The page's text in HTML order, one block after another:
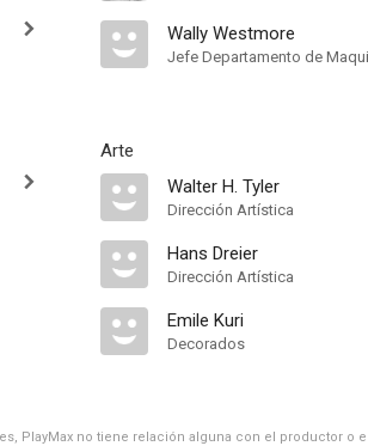
Wally Westmore
Jefe Departamento de
Arte
Walter H. Tyler
Dirección Artística
Hans Dreier
Dirección Artística
Emile Kuri
Decorados
PlayMax no tiene relación alguna con el productor o